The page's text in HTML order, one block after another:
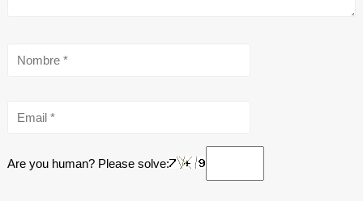
Are you human? Please solve: